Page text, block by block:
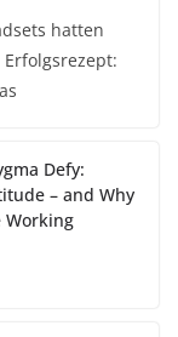
hatten
Defy:
– and Why
Working